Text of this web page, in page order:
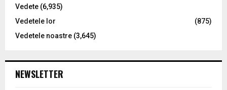
Vedete (6,935)
Vedetele lor
(875)
Vedetele noastre (3,645)
NEWSLETTER